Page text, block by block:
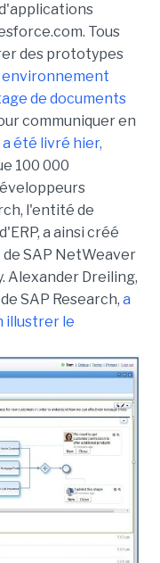
Tous
des prototypes
environnement
de documents
communiquer en
été livré hier,
100 000
l'entité de
a ainsi créé
SAP NetWeaver
Alexander Dreiling,
SAP Research, a
illustrer le